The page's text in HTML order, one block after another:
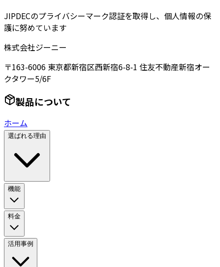
JIPDECのプライバシーマーク認証を取得し、個人情報の保
護に努めています
株式会社ジーニー
〒163-6006 東京都新宿区西新宿6-8-1 住友不動産新宿オー
クタワー5/6F
製品について
ホーム
選ばれる理由
機能
料金
活用事例